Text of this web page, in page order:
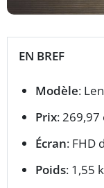
EN BREF
Modèle:
Prix:
Écran: FHD
Poids: 1,55